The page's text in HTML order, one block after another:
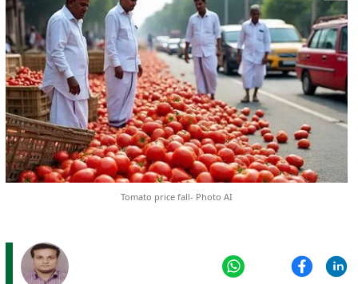
Tomato price fall- Photo AI